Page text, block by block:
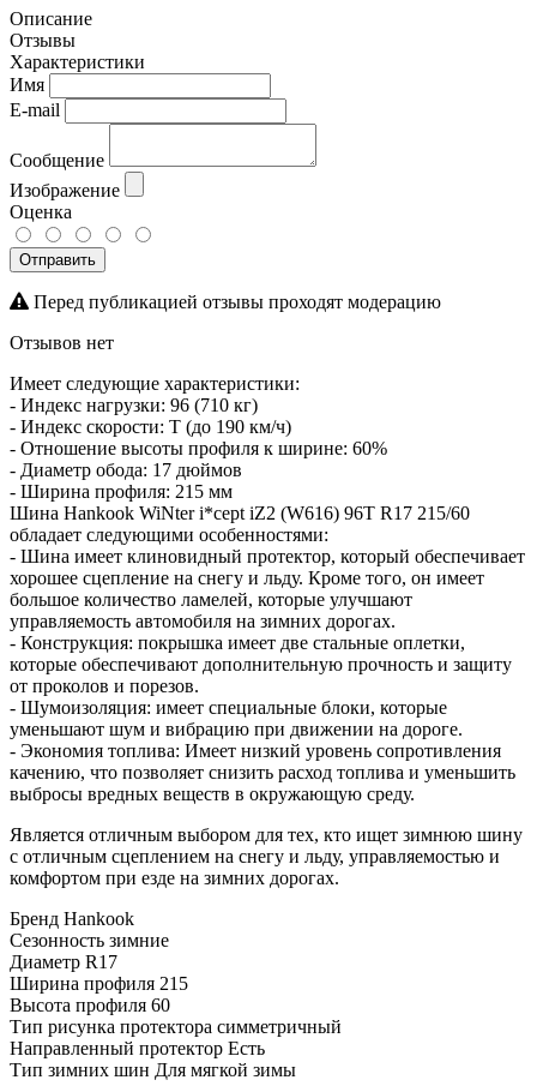
Описание
Отзывы
Характеристики
Имя
E-mail
Сообщение
Изображение
Оценка
Отправить
Перед публикацией отзывы проходят модерацию
Отзывов нет
Имеет следующие характеристики:
- Индекс нагрузки: 96 (710 кг)
- Индекс скорости: T (до 190 км/ч)
- Отношение высоты профиля к ширине: 60%
- Диаметр обода: 17 дюймов
- Ширина профиля: 215 мм
Шина Hankook WiNter i*cept iZ2 (W616) 96T R17 215/60
обладает следующими особенностями:
- Шина имеет клиновидный протектор, который обеспечивает
хорошее сцепление на снегу и льду. Кроме того, он имеет
большое количество ламелей, которые улучшают
управляемость автомобиля на зимних дорогах.
- Конструкция: покрышка имеет две стальные оплетки,
которые обеспечивают дополнительную прочность и защиту
от проколов и порезов.
- Шумоизоляция: имеет специальные блоки, которые
уменьшают шум и вибрацию при движении на дороге.
- Экономия топлива: Имеет низкий уровень сопротивления
качению, что позволяет снизить расход топлива и уменьшить
выбросы вредных веществ в окружающую среду.
Является отличным выбором для тех, кто ищет зимнюю шину
с отличным сцеплением на снегу и льду, управляемостью и
комфортом при езде на зимних дорогах.
Бренд Hankook
Сезонность зимние
Диаметр R17
Ширина профиля 215
Высота профиля 60
Тип рисунка протектора симметричный
Направленный протектор Есть
Тип зимних шин Для мягкой зимы